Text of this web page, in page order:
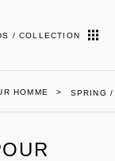
/ COLLECTION
HOMME SPRING